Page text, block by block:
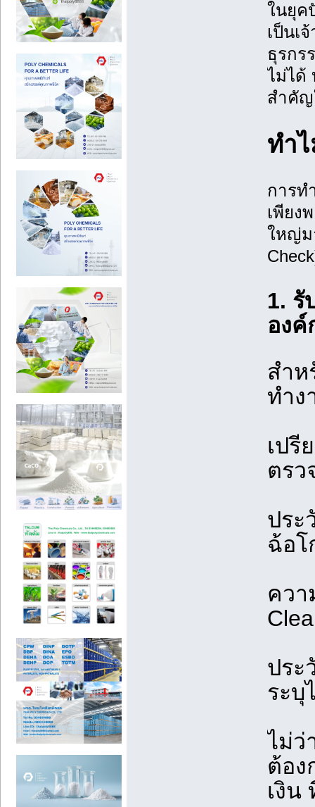
ในยุค
เป็นเ
ธุรกร
ไม่ได้
สำคัญ
ทำ
การท
เพียง
ใหญ่ม
1. รั
องค์
สำห
ทำง
เปรี
ตรว
ประ
ฉ้อโ
ควา
ประ
ระบุ
ไม่ว่
ต้อง
เงิน